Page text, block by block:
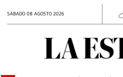
SÁBADO 08 AGOSTO 2026